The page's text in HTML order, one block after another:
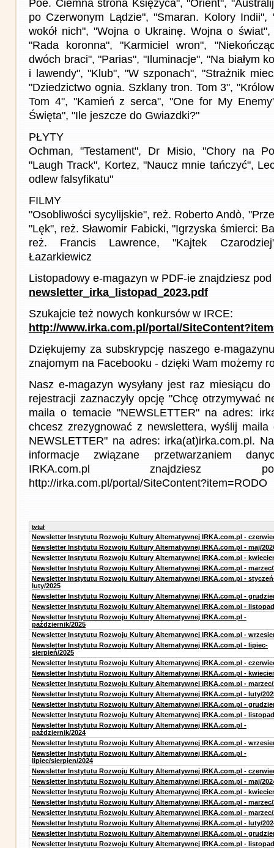
Poe. Ciemna strona Księżyca", "Orient",
po Czerwonym Lądzie", "Smaran. Kolory Indii",
wokół nich", "Wojna o Ukrainę. Wojna o świat",
"Rada koronna", "Karmiciel wron",
dwóch braci", "Parias", "Iluminacje", "Na białym
i lawendy", "Klub", "W szponach", "Strażnik
"Dziedzictwo ognia. Szklany tron. Tom 3",
Tom 4", "Kamień z serca", "One for My
Święta", "Ile jeszcze do Gwiazdki?"
PŁYTY
Ochman, "Testament", Dr Misio, "Chory na
"Laugh Track", Kortez, "Naucz mnie tańczyć",
odlew falsyfikatu"
FILMY
"Osobliwości sycylijskie", reż. Roberto Andò,
"Lęk", reż. Sławomir Fabicki, "Igrzyska śmierci:
reż. Francis Lawrence, "Kajtek
Łazarkiewicz
Listopadowy e-magazyn w PDF-ie znajdziesz
newsletter_irka_listopad_2023.pdf
Szukajcie też nowych konkursów w IRCE:
http://www.irka.com.pl/portal/
Dziękujemy za subskrypcję naszego e-
znajomym na Facebooku - dzięki Wam możemy
Nasz e-magazyn wysyłany jest raz miesiącu
rejestracji zaznaczyły opcję "Chcę otrzymywać
maila o temacie "NEWSLETTER" na adres:
chcesz zrezygnować z newslettera, wyślij
NEWSLETTER" na adres: irka(at)irka.com.pl.
informacje związane przetwarzaniem
IRKA.com.pl znajdziesz
http://irka.com.pl/portal/SiteContent?item=RODO
tytuł
Newsletter Instytutu Rozwoju Kultury Alternatywnej IRKA.com.pl -
Newsletter Instytutu Rozwoju Kultury Alternatywnej IRKA.com.pl - maj/
Newsletter Instytutu Rozwoju Kultury Alternatywnej IRKA.com.pl -
Newsletter Instytutu Rozwoju Kultury Alternatywnej IRKA.com.pl - marzec/
Newsletter Instytutu Rozwoju Kultury Alternatywnej IRKA.com.pl -
luty/2025
Newsletter Instytutu Rozwoju Kultury Alternatywnej IRKA.com.pl -
Newsletter Instytutu Rozwoju Kultury Alternatywnej IRKA.com.pl -
Newsletter Instytutu Rozwoju Kultury Alternatywnej IRKA.com.pl -
październik/2025
Newsletter Instytutu Rozwoju Kultury Alternatywnej IRKA.com.pl -
Newsletter Instytutu Rozwoju Kultury Alternatywnej IRKA.com.pl - lipiec-
sierpień/2025
Newsletter Instytutu Rozwoju Kultury Alternatywnej IRKA.com.pl -
Newsletter Instytutu Rozwoju Kultury Alternatywnej IRKA.com.pl -
Newsletter Instytutu Rozwoju Kultury Alternatywnej IRKA.com.pl - marzec/
Newsletter Instytutu Rozwoju Kultury Alternatywnej IRKA.com.pl - luty/
Newsletter Instytutu Rozwoju Kultury Alternatywnej IRKA.com.pl -
Newsletter Instytutu Rozwoju Kultury Alternatywnej IRKA.com.pl -
Newsletter Instytutu Rozwoju Kultury Alternatywnej IRKA.com.pl -
październik/2024
Newsletter Instytutu Rozwoju Kultury Alternatywnej IRKA.com.pl -
Newsletter Instytutu Rozwoju Kultury Alternatywnej IRKA.com.pl -
lipiec/sierpien/2024
Newsletter Instytutu Rozwoju Kultury Alternatywnej IRKA.com.pl -
Newsletter Instytutu Rozwoju Kultury Alternatywnej IRKA.com.pl - maj/
Newsletter Instytutu Rozwoju Kultury Alternatywnej IRKA.com.pl -
Newsletter Instytutu Rozwoju Kultury Alternatywnej IRKA.com.pl - marzec/
Newsletter Instytutu Rozwoju Kultury Alternatywnej IRKA.com.pl - marzec/
Newsletter Instytutu Rozwoju Kultury Alternatywnej IRKA.com.pl - luty/
Newsletter Instytutu Rozwoju Kultury Alternatywnej IRKA.com.pl -
Newsletter Instytutu Rozwoju Kultury Alternatywnej IRKA.com.pl -